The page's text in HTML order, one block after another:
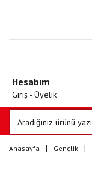
Hesabım
Giriş - Üyelik
Anasayfa Gençlik